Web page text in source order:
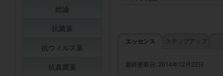
エッセンス ステップアップ
最終更新日: 2014年12月22日
総論
抗菌薬
抗ウィルス薬
抗真菌薬